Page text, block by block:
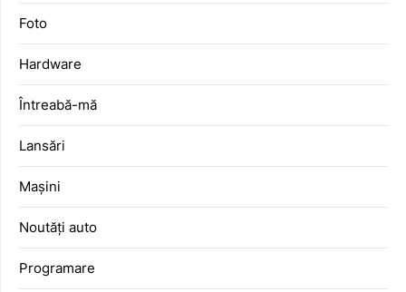
Foto
Hardware
Întreabă-mă
Lansări
Mașini
Noutăți auto
Programare